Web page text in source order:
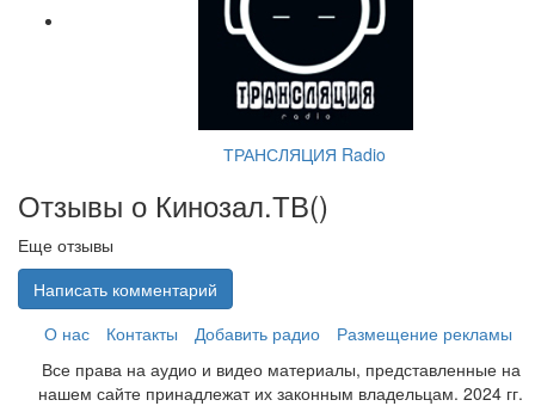
ТРАНСЛЯЦИЯ Radio
Отзывы о Кинозал.ТВ()
Еще отзывы
Написать комментарий
О нас
Контакты Добавить радио
Размещение рекламы
Все права на аудио и видео материалы, представленные на
нашем сайте принадлежат их законным владельцам. 2024 гг.